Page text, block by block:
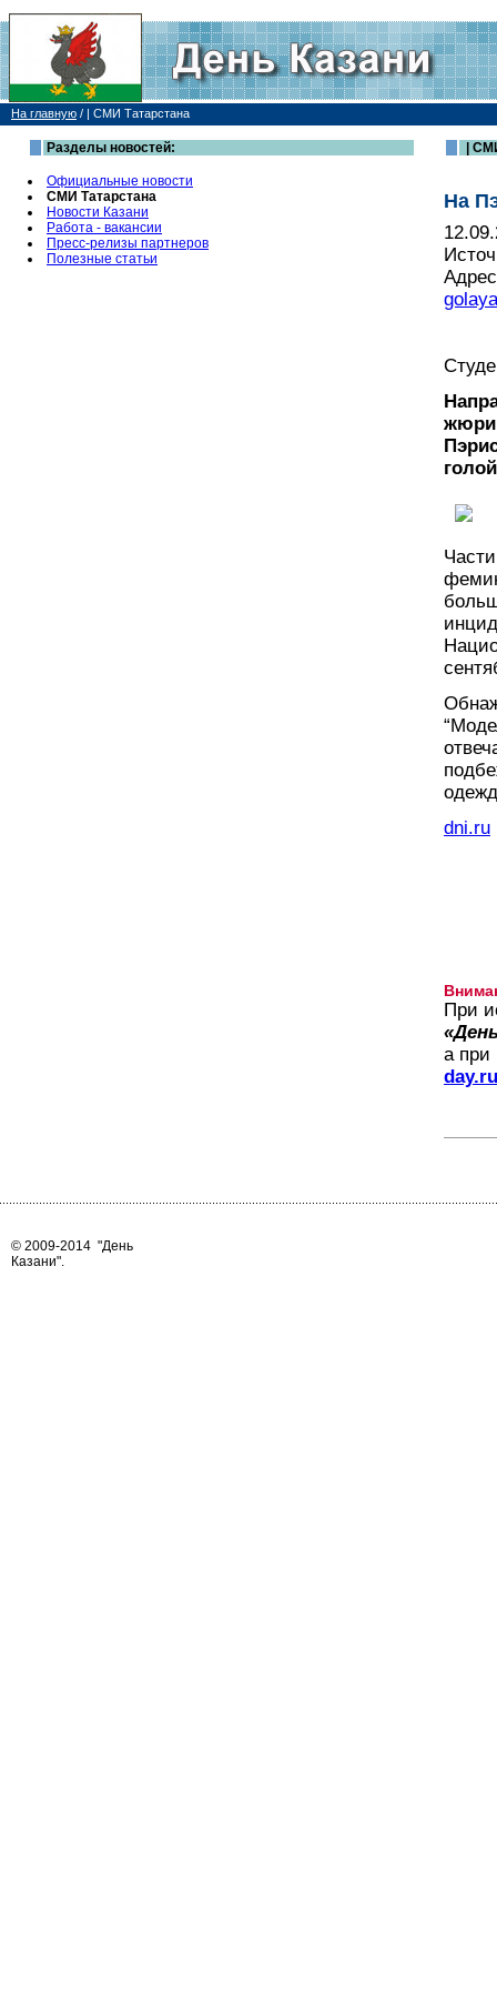
На главную / | СМИ Татарстана
Разделы новостей:
Официальные новости
СМИ Татарстана
Новости Казани
Работа - вакансии
Пресс-релизы партнеров
Полезные статьи
|
На
жюри
dni.ru
При
а при
day.ru
© 2009-2014 "День
Казани".